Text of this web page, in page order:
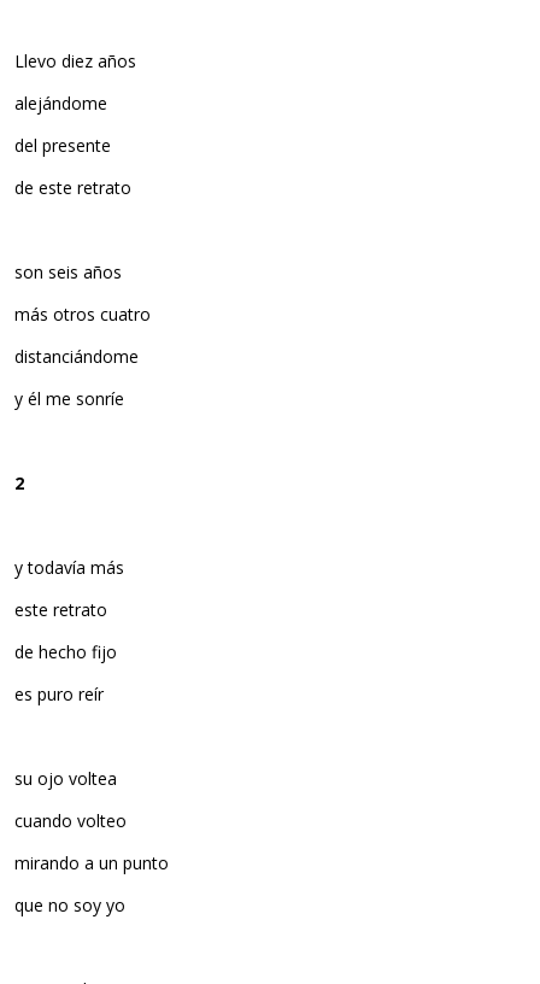
Llevo diez años
alejándome
del presente
de este retrato
son seis años
más otros cuatro
distanciándome
y él me sonríe
2
y todavía más
este retrato
de hecho fijo
es puro reír
su ojo voltea
cuando volteo
mirando a un punto
que no soy yo